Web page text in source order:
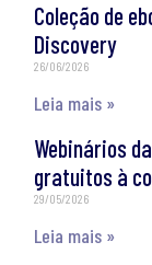
Coleção de
Discovery
26/06/2026
Leia mais »
Webinários
gratuitos à
29/05/2026
Leia mais »